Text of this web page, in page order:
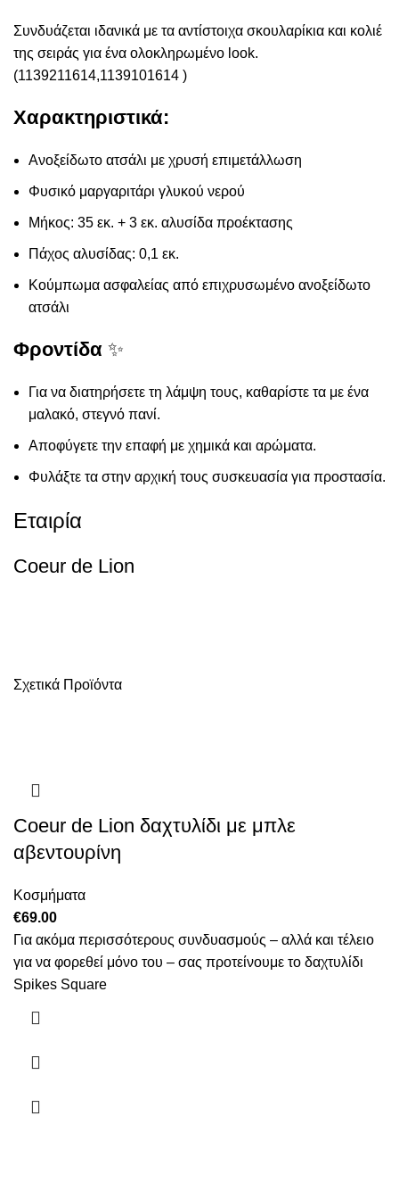
Συνδυάζεται ιδανικά με τα αντίστοιχα σκουλαρίκια και κολιέ
της σειράς για ένα ολοκληρωμένο look.
(1139211614,1139101614 )
Χαρακτηριστικά:
Ανοξείδωτο ατσάλι με χρυσή επιμετάλλωση
Φυσικό μαργαριτάρι γλυκού νερού
Μήκος: 35 εκ. + 3 εκ. αλυσίδα προέκτασης
Πάχος αλυσίδας: 0,1 εκ.
Κούμπωμα ασφαλείας από επιχρυσωμένο ανοξείδωτο
ατσάλι
Φροντίδα ✨
Για να διατηρήσετε τη λάμψη τους, καθαρίστε τα με ένα
μαλακό, στεγνό πανί.
Αποφύγετε την επαφή με χημικά και αρώματα.
Φυλάξτε τα στην αρχική τους συσκευασία για προστασία.
Εταιρία
Coeur de Lion
Σχετικά Προϊόντα
Coeur de Lion δαχτυλίδι με μπλε
αβεντουρίνη
Κοσμήματα
€69.00
Για ακόμα περισσότερους συνδυασμούς – αλλά και τέλειο
για να φορεθεί μόνο του – σας προτείνουμε το δαχτυλίδι
Spikes Square